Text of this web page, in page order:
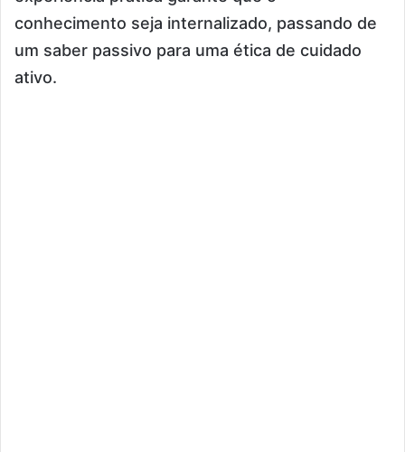
conhecimento seja internalizado, passando de
um saber passivo para uma ética de cuidado
ativo.